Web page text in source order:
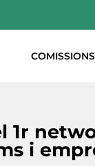
1r
i